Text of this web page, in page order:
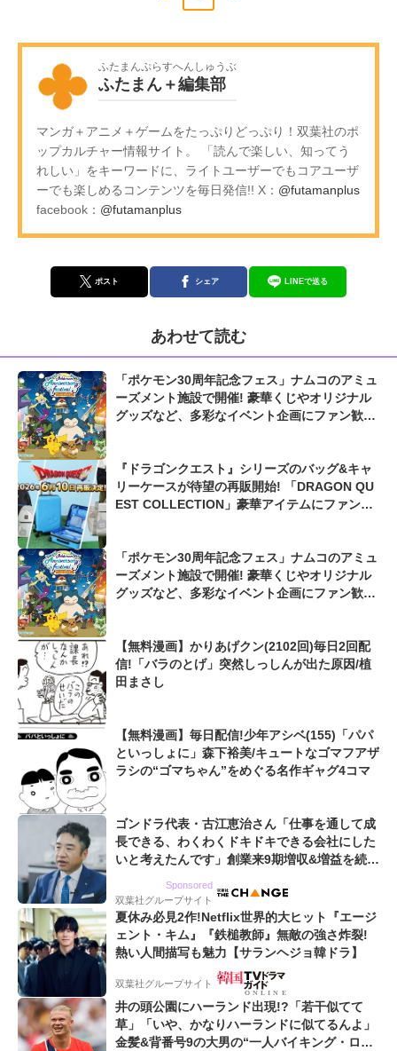
ふたまんぷらすへんしゅうぶ
ふたまん＋編集部
マンガ＋アニメ＋ゲームをたっぷりどっぷり！双葉社のポ
ップカルチャー情報サイト。 「読んで楽しい、知ってう
れしい」をキーワードに、ライトユーザーでもコアユーザ
ーでも楽しめるコンテンツを毎日発信!! X： @futamanplus
facebook： @futamanplus
ポスト シェア LINEで送る
あわせて読む
「ポケモン30周年記念フェス」ナムコのアミュ
ーズメント施設で開催! 豪華くじやオリジナル
グッズなど、多彩なイベント企画にファン歓喜
『ドラゴンクエスト』シリーズのバッグ&キャ
リーケースが待望の再販開始! 「DRAGON QU
EST COLLECTION」豪華アイテムにファンか
「ポケモン30周年記念フェス」ナムコのアミュ
ーズメント施設で開催! 豪華くじやオリジナル
グッズなど、多彩なイベント企画にファン歓喜
【無料漫画】かりあげクン(2102回)毎日2回配
信!「バラのとげ」突然しっしんが出た原因/植
田まさし
【無料漫画】毎日配信!少年アシベ(155)「パパ
といっしょに」森下裕美/キュートなゴマフアザ
ラシの“ゴマちゃん”をめぐる名作ギャグ4コマ
ゴンドラ代表・古江恵治さん「仕事を通して成
長できる、わくわくドキドキできる会社にした
いと考えたんです」創業来9期増収&増益を続け
Sponsored
双葉社グループサイト
夏休み必見2作!Netflix世界的大ヒット『エージ
ェント・キム』『鉄槌教師』無敵の強さ炸裂!
熱い人間描写も魅力【サランヘジョ韓ドラ】
双葉社グループサイト
井の頭公園にハーランド出現!?「若干似てて
草」「いや、かなりハーランドに似てるんよ」
金髪&背番号9の大男の“一人バイキング・ロ